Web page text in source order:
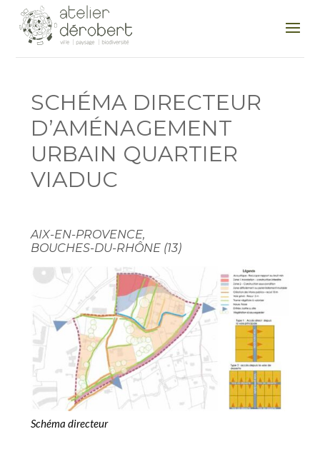
SCHÉMA DIRECTEUR
D’AMÉNAGEMENT
URBAIN QUARTIER
VIADUC
AIX-EN-PROVENCE,
BOUCHES-DU-RHÔNE (13)
Schéma directeur